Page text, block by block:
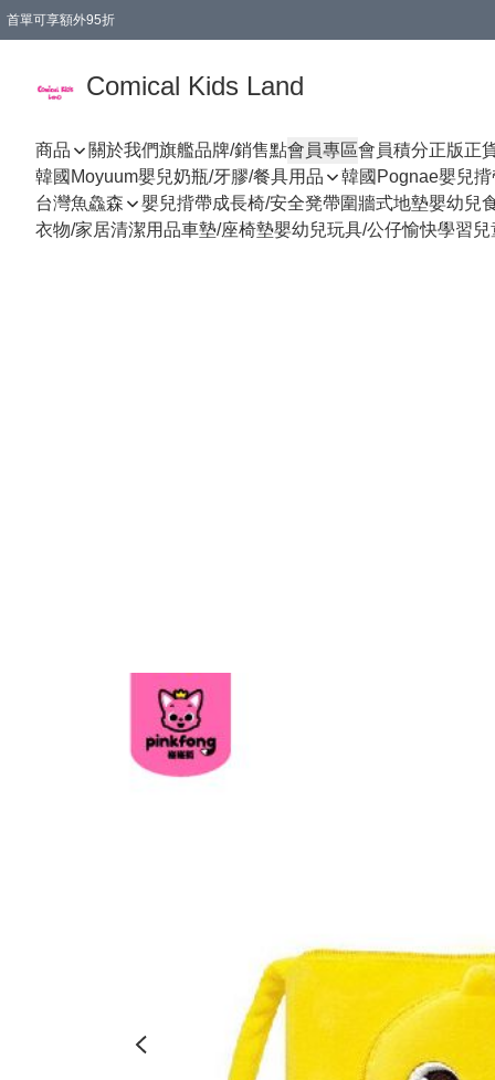
首單可享額外95折
Comical Kids Land
商品 關於我們旗艦品牌/銷售點會員專區會員積分正版正
韓國Moyuum嬰兒奶瓶/牙膠/餐具用品
韓國Pognae嬰兒揹
台灣魚鱻森
嬰兒揹帶成長椅/安全凳帶圍牆式地墊嬰幼兒
衣物/家居清潔用品車墊/座椅墊嬰幼兒玩具/公仔愉快學習